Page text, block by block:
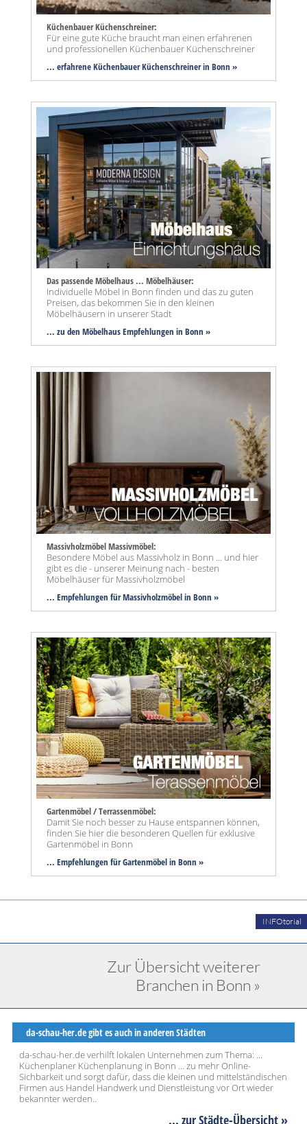
Küchenbauer Küchenschreiner:
Für eine gute Küche braucht man einen erfahrenen
und professionellen Küchenbauer Küchenschreiner
... erfahrene Küchenbauer Küchenschreiner in Bonn »
Das passende Möbelhaus ... Möbelhäuser:
Individuelle Möbel in Bonn finden und das zu guten
Preisen, das bekommen Sie in den kleinen
Möbelhäusern in unserer Stadt
... zu den Möbelhaus Empfehlungen in Bonn »
Massivholzmöbel Massivmöbel:
Besondere Möbel aus Massivholz in Bonn ... und hier
gibt es die - unserer Meinung nach - besten
Möbelhäuser für Massivholzmöbel
... Empfehlungen für Massivholzmöbel in Bonn »
Gartenmöbel / Terrassenmöbel:
Damit Sie noch besser zu Hause entspannen können,
finden Sie hier die besonderen Quellen für exklusive
Gartenmöbel in Bonn
... Empfehlungen für Gartenmöbel in Bonn »
INFOtorial
Zur Übersicht weiterer
Branchen in Bonn »
da-schau-her.de gibt es auch in anderen Städten
da-schau-her.de verhilft lokalen Unternehmen zum Thema: ...
Küchenplaner Küchenplanung in Bonn ... zu mehr Online-
Sichbarkeit und sorgt dafür, dass die kleinen und mittelständischen
Firmen aus Handel Handwerk und Dienstleistung vor Ort wieder
bekannter werden..
... zur Städte-Übersicht »